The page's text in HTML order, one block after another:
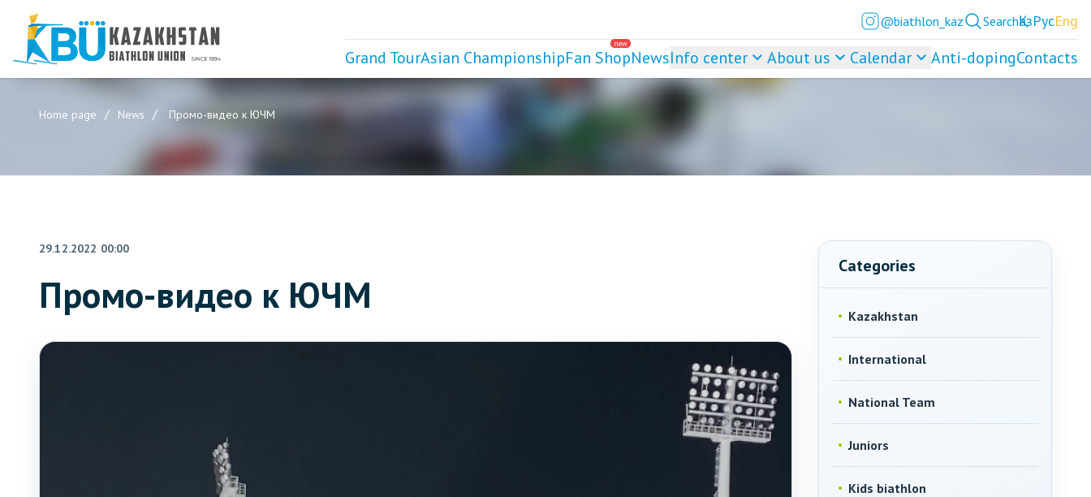
@biathlon_kaz SearchҚазРусEng
Grand TourAsian Championship
new
Fan ShopNewsInfo center About us Calendar Anti-dopingContacts
Home page News Промо-видео к ЮЧМ
29.12.2022 00:00
Промо-видео к ЮЧМ
Categories
Kazakhstan
International
National Team
Juniors
Kids biathlon